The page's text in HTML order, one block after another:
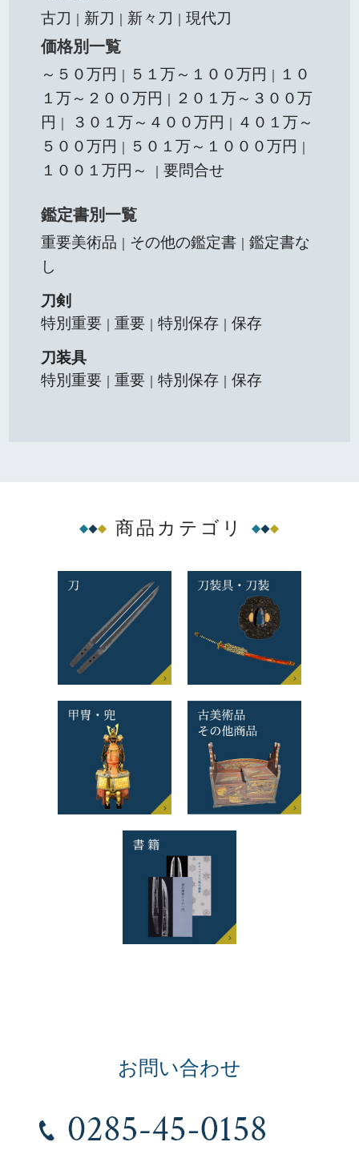
古刀 新刀 新々刀 ｜現代刀
価格別一覧
～５０万円 ５１万～１００万円
１０
１万～２００万円
２０１万～３００万
円
３０１万～４００万円
４０１万～
５００万円
５０１万～１０００万円
１００１万円～ ｜要問合せ
鑑定書別一覧
重要美術品 その他の鑑定書 ｜鑑定書な
し
刀剣
特別重要 ｜重要 ｜特別保存 ｜保存
刀装具
特別重要 ｜重要 ｜特別保存 ｜保存
商品カテゴリ
お問い合わせ